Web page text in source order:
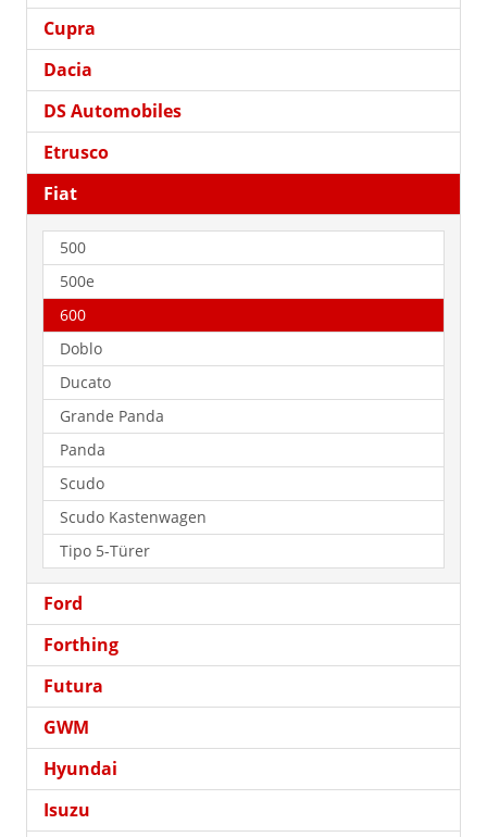
Cupra
Dacia
DS Automobiles
Etrusco
Fiat
500
500e
600
Doblo
Ducato
Grande Panda
Panda
Scudo
Scudo Kastenwagen
Tipo 5-Türer
Ford
Forthing
Futura
GWM
Hyundai
Isuzu